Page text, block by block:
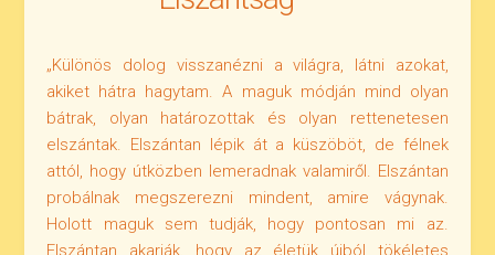
„Különös dolog visszanézni a világra, látni azokat,
akiket hátra hagytam. A maguk módján mind olyan
bátrak, olyan határozottak és olyan rettenetesen
elszántak. Elszántan lépik át a küszöböt, de félnek
attól, hogy útközben lemeradnak valamiről. Elszántan
probálnak megszerezni mindent, amire vágynak.
Holott maguk sem tudják, hogy pontosan mi az.
Elszántan akarják, hogy az életük újból tökéletes